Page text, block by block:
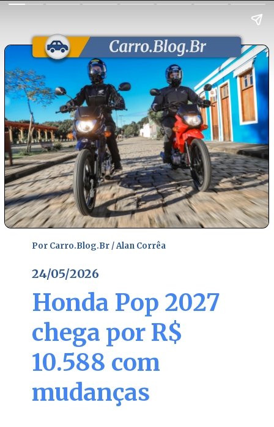
Honda Pop 2027
chega por R$
10.588 com
mudanças
Por Carro.Blog.Br / Alan Corrêa
Por Carro.Blog.Br / Alan Corrêa
24/05/2026